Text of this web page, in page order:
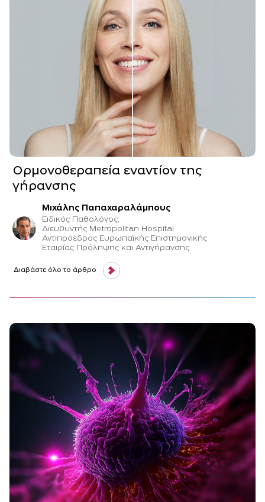
Ορμονοθεραπεία εναντίον της
γήρανσης
Μιχάλης Παπαχαραλάμπους
Ειδικός Παθολόγος,
Διευθυντής Metropolitan Hospital
Αντιπρόεδρος Ευρωπαϊκής Επιστημονικής
Εταιρίας Πρόληψης και Αντιγήρανσης
Διαβάστε όλο το άρθρο